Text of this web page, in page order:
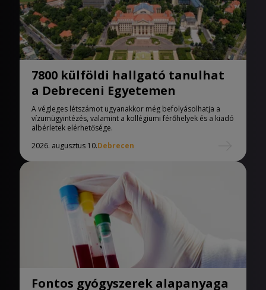
7800 külföldi hallgató tanulhat
a Debreceni Egyetemen
A végleges létszámot ugyanakkor még befolyásolhatja a
vízumügyintézés, valamint a kollégiumi férőhelyek és a kiadó
albérletek elérhetősége.
2026. augusztus 10.Debrecen
Fontos gyógyszerek alapanyaga